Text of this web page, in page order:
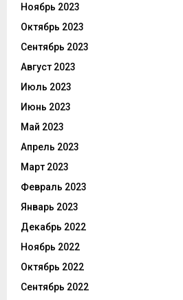
Ноябрь 2023
Октябрь 2023
Сентябрь 2023
Август 2023
Июль 2023
Июнь 2023
Май 2023
Апрель 2023
Март 2023
Февраль 2023
Январь 2023
Декабрь 2022
Ноябрь 2022
Октябрь 2022
Сентябрь 2022